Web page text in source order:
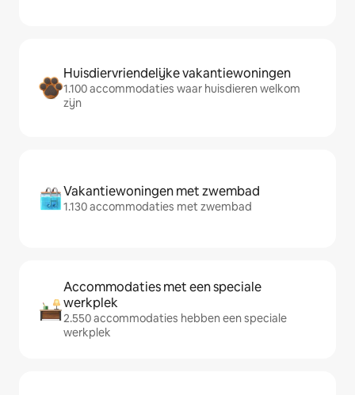
Huisdiervriendelijke vakantiewoningen
1.100 accommodaties waar huisdieren welkom
zijn
Vakantiewoningen met zwembad
1.130 accommodaties met zwembad
Accommodaties met een speciale
werkplek
2.550 accommodaties hebben een speciale
werkplek